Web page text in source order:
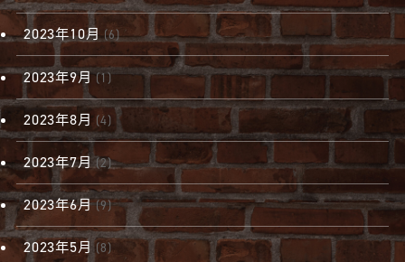
2023年10月(6)
2023年9月(1)
2023年8月(4)
2023年7月 (2)
2023年6月(9)
2023年5月 (8)